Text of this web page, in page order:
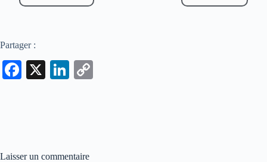
Partager :
Fa
X
Li
Laisser un commentaire